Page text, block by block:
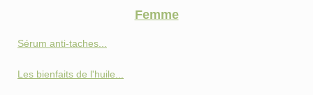
Femme
Sérum anti-taches...
Les bienfaits de l'huile...